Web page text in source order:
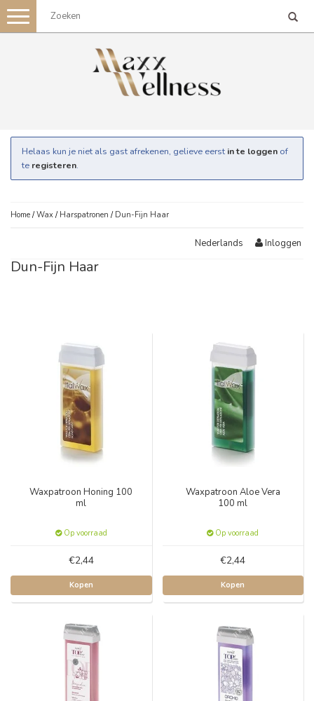
Toggle
navigation
Helaas kun je niet als gast afrekenen, gelieve eerst in te loggen of
te registeren.
Home /Wax / Harspatronen / Dun-Fijn Haar
Nederlands Inloggen
Dun-Fijn Haar
Waxpatroon Honing 100
ml
Op voorraad
€2,44
Kopen
Waxpatroon Aloe Vera
100 ml
Op voorraad
€2,44
Kopen